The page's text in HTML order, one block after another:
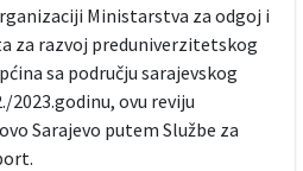
Ministarstva za odgoj i
za razvoj preduniverzitetskog
sa području sarajevskog
2023.godinu, ovu reviju
Sarajevo putem Službe za